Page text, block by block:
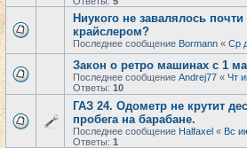
Ниукого не завалялось
крайслером?
Последнее сообщение Bormann « Ср
Закон о ретро машинах с 1
Последнее сообщение Andrej77 « Чт
Ответы: 10
ГАЗ 24. Одометр не крутит
пробега на барабане.
Последнее сообщение Halfaxel « Вс
Ответы: 1